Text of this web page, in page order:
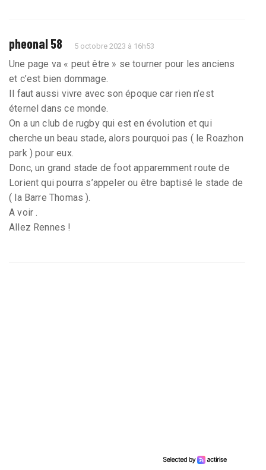
pheonal 58 5 octobre 2023 à 16h53
Une page va « peut être » se tourner pour les anciens
et c’est bien dommage.
Il faut aussi vivre avec son époque car rien n’est
éternel dans ce monde.
On a un club de rugby qui est en évolution et qui
cherche un beau stade, alors pourquoi pas ( le Roazhon
park ) pour eux.
Donc, un grand stade de foot apparemment route de
Lorient qui pourra s’appeler ou être baptisé le stade de
( la Barre Thomas ).
A voir .
Allez Rennes !